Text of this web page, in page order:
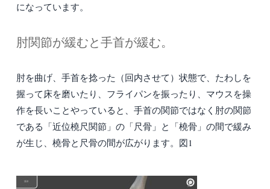
になっています。
肘関節が緩むと手首が緩む。
肘を曲げ、手首を捻った（回内させて）状態で、たわしを
握って床を磨いたり、フライパンを振ったり、マウスを操
作を長いことやっていると、手首の関節ではなく肘の関節
である「近位橈尺関節」の「尺骨」と「橈骨」の間で緩み
が生じ、橈骨と尺骨の間が広がります。図1